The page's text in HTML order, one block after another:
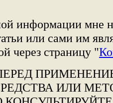
информации мне
или сами им
через страницу "
ИЛИ